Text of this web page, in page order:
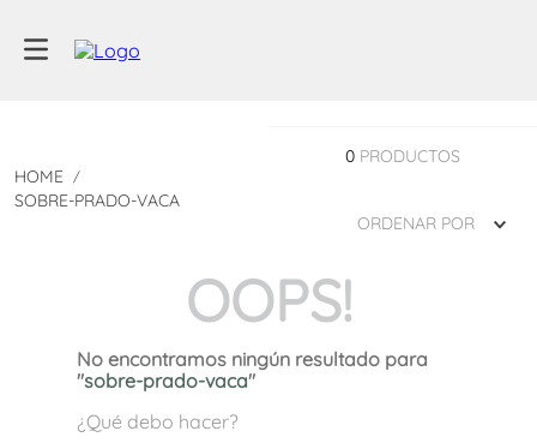
SOBRE-PRADO-VACA
0 PRODUCTOS
ORDENAR POR
OOPS!
No encontramos ningún resultado para
"sobre-prado-vaca"
¿Qué debo hacer?